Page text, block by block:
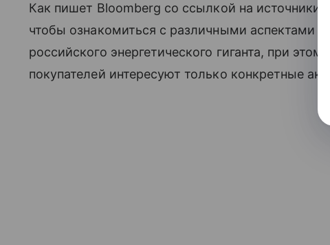
Как пишет Bloomberg со ссылкой на источники,
чтобы ознакомиться с различными аспектами
российского энергетического гиганта, при этом
покупателей интересуют только конкретные